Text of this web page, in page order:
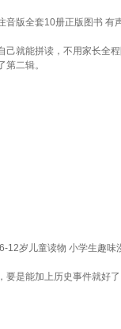
音版全套10册正版图书
己就能拼读，不用家长全
二辑。
12岁儿童读物 小学生趣
是能加上历史事件就好了